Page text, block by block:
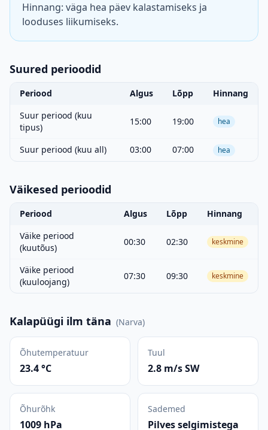
Hinnang: väga hea päev kalastamiseks ja
looduses liikumiseks.
Suured perioodid
Periood Algus Lõpp
Hinnang
Suur periood (kuu
tipus)
15:00 19:00 hea
Suur periood (kuu all) 03:00 07:00 hea
Väikesed perioodid
Periood Algus Lõpp
Hinnang
Väike periood
(kuutõus)
00:30 02:30 keskmine
Väike periood
(kuuloojang)
07:30 09:30 keskmine
Kalapüügi ilm täna (Narva)
Õhutemperatuur
23.4 °C
Tuul
2.8 m/s SW
Õhurõhk
1009 hPa
Sademed
Pilves selgimistega